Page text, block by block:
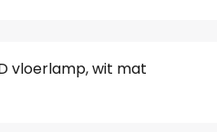
vloerlamp, wit mat